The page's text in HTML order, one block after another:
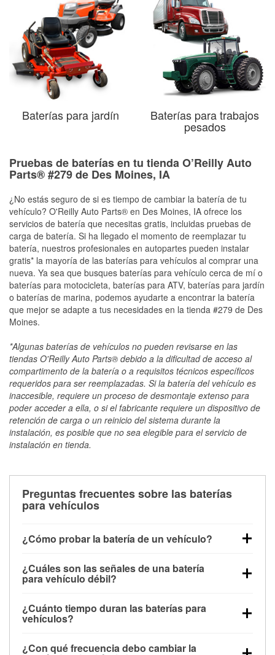
Baterías para jardín Baterías para trabajos
pesados
Pruebas de baterías en tu tienda O’Reilly Auto
Parts® #279 de Des Moines, IA
¿No estás seguro de si es tiempo de cambiar la batería de tu
vehículo? O'Reilly Auto Parts® en Des Moines, IA ofrece los
servicios de batería que necesitas gratis, incluidas pruebas de
carga de batería. Si ha llegado el momento de reemplazar tu
batería, nuestros profesionales en autopartes pueden instalar
gratis* la mayoría de las baterías para vehículos al comprar una
nueva. Ya sea que busques baterías para vehículo cerca de mí o
baterías para motocicleta, baterías para ATV, baterías para jardín
o baterías de marina, podemos ayudarte a encontrar la batería
que mejor se adapte a tus necesidades en la tienda #279 de Des
Moines.
*Algunas baterías de vehículos no pueden revisarse en las
tiendas O'Reilly Auto Parts® debido a la dificultad de acceso al
compartimento de la batería o a requisitos técnicos específicos
requeridos para ser reemplazadas. Si la batería del vehículo es
inaccesible, requiere un proceso de desmontaje extenso para
poder acceder a ella, o si el fabricante requiere un dispositivo de
retención de carga o un reinicio del sistema durante la
instalación, es posible que no sea elegible para el servicio de
instalación en tienda.
Preguntas frecuentes sobre las baterías
para vehículos
¿Cómo probar la batería de un vehículo?
maneras. El método más rápido es utilizar un
multímetro: con el vehículo apagado, conecta los
voltaje: una batería en buen estado y totalmente
cargada debería indicar unos 12.6 voltios. Es
importante saber que las baterías descargadas a
¿Cuáles son las señales de una batería
para vehículo débil?
advertencia. Un arranque lento del motor, faros
tenues, chasquidos al girar la llave o luces de
¿Cuánto tiempo duran las baterías para
vehículos?
¿Con qué frecuencia debo cambiar la